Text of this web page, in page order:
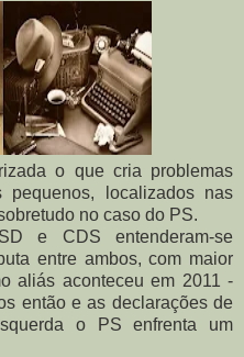
o que cria problemas
localizados nas
no caso do PS.
e CDS entenderam-se
entre ambos, com maior
aliás aconteceu em 2011 -
então e as declarações de
o PS enfrenta um